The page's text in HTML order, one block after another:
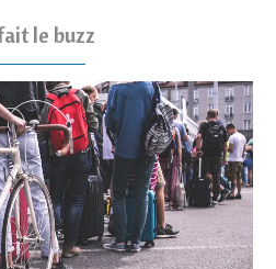
le buzz